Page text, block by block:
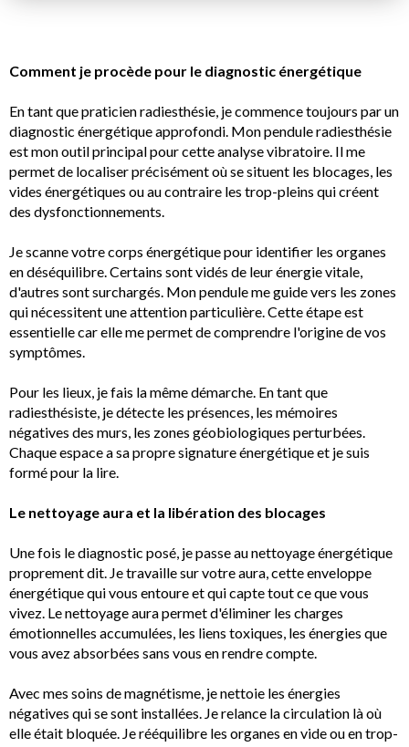
Comment je procède pour le diagnostic énergétique
En tant que praticien radiesthésie, je commence toujours par un
diagnostic énergétique approfondi. Mon pendule radiesthésie
est mon outil principal pour cette analyse vibratoire. Il me
permet de localiser précisément où se situent les blocages, les
vides énergétiques ou au contraire les trop-pleins qui créent
des dysfonctionnements.
Je scanne votre corps énergétique pour identifier les organes
en déséquilibre. Certains sont vidés de leur énergie vitale,
d'autres sont surchargés. Mon pendule me guide vers les zones
qui nécessitent une attention particulière. Cette étape est
essentielle car elle me permet de comprendre l'origine de vos
symptômes.
Pour les lieux, je fais la même démarche. En tant que
radiesthésiste, je détecte les présences, les mémoires
négatives des murs, les zones géobiologiques perturbées.
Chaque espace a sa propre signature énergétique et je suis
formé pour la lire.
Le nettoyage aura et la libération des blocages
Une fois le diagnostic posé, je passe au nettoyage énergétique
proprement dit. Je travaille sur votre aura, cette enveloppe
énergétique qui vous entoure et qui capte tout ce que vous
vivez. Le nettoyage aura permet d'éliminer les charges
émotionnelles accumulées, les liens toxiques, les énergies que
vous avez absorbées sans vous en rendre compte.
Avec mes soins de magnétisme, je nettoie les énergies
négatives qui se sont installées. Je relance la circulation là où
elle était bloquée. Je rééquilibre les organes en vide ou en trop-